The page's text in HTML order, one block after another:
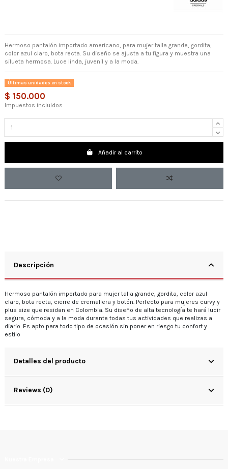
Hermoso pantalón importado americano, para mujer talla grande, gordita,
color azul claro, bota recta. Su diseño se ajusta a tu figura y muestra una
silueta hermosa. Luce linda, juvenil y a la moda.
Últimas unidades en stock
$ 150.000
Impuestos incluidos
Añadir al carrito
Descripción
Hermoso pantalón importado para mujer talla grande, gordita, color azul
claro, bota recta, cierre de cremallera y botón. Perfecto para mujeres curvy y
plus size que residan en Colombia. Su diseño de alta tecnología te hará lucir
segura, cómoda y a la moda durante todas tus actividades que realizas a
diario. Es apto para todo tipo de ocasión sin poner en riesgo tu confort y
estilo
Detalles del producto
Reviews (0)